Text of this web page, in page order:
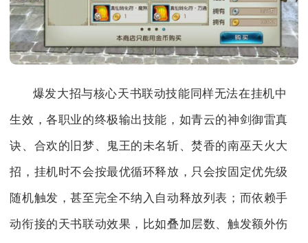
爆发大招与核心天书联动技能同样无法在挂机中
生效，各职业的终极输出技能，如青云的神剑御雷真
诀、合欢的旧梦、鬼王的未名斩、焚香的南巫天火大
招，挂机时不会按最优循环释放，只会按固定优先级
随机触发，甚至完全不纳入自动释放列表；而依赖手
动衔接的天书联动效果，比如叠加层数、触发额外伤